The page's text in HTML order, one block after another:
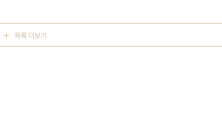
목록 더보기